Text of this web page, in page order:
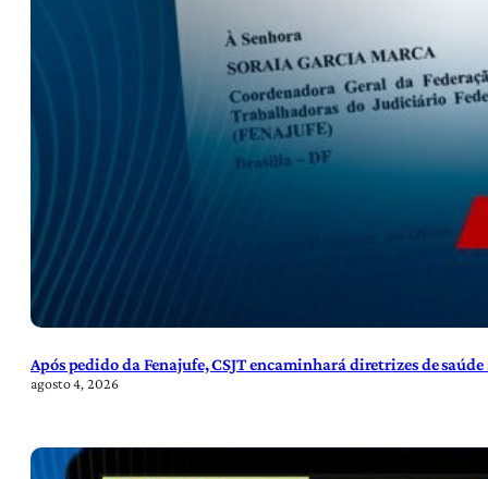
Após pedido da Fenajufe, CSJT encaminhará diretrizes de
agosto 4, 2026